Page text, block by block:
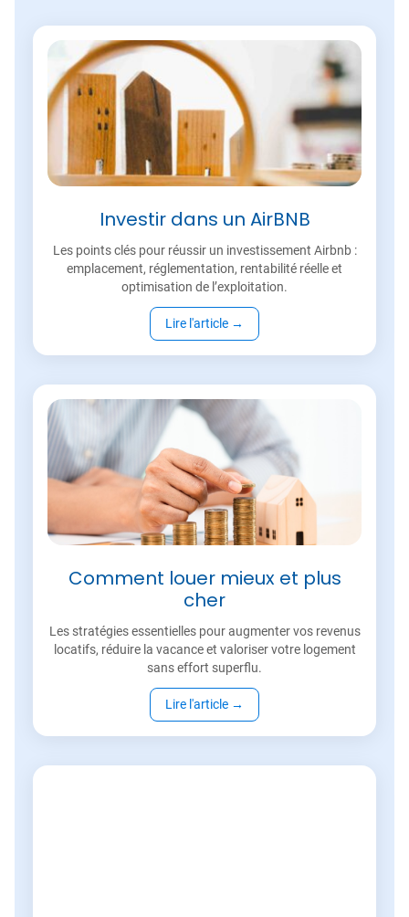
Investir dans un AirBNB
Les points clés pour réussir un investissement Airbnb :
emplacement, réglementation, rentabilité réelle et
optimisation de l’exploitation.
Lire l'article →
Comment louer mieux et plus
cher
Les stratégies essentielles pour augmenter vos revenus
locatifs, réduire la vacance et valoriser votre logement
sans effort superflu.
Lire l'article →